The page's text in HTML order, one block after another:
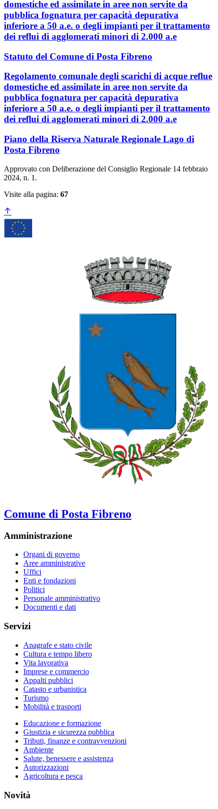
domestiche ed assimilate in aree non servite da
pubblica fognatura per capacità depurativa
inferiore a 50 a.e. o degli impianti per il trattamento
dei reflui di agglomerati minori di 2.000 a.e
Statuto del Comune di Posta Fibreno
Regolamento comunale degli scarichi di acque reflue
domestiche ed assimilate in aree non servite da
pubblica fognatura per capacità depurativa
inferiore a 50 a.e. o degli impianti per il trattamento
dei reflui di agglomerati minori di 2.000 a.e
Piano della Riserva Naturale Regionale Lago di
Posta Fibreno
Approvato con Deliberazione del Consiglio Regionale 14 febbraio
2024, n. 1.
Visite alla pagina: 67
Comune di Posta Fibreno
Amministrazione
Organi di governo
Aree amministrative
Uffici
Enti e fondazioni
Politici
Personale amministrativo
Documenti e dati
Servizi
Anagrafe e stato civile
Cultura e tempo libero
Vita lavorativa
Imprese e commercio
Appalti pubblici
Catasto e urbanistica
Turismo
Mobilità e trasporti
Educazione e formazione
Giustizia e sicurezza pubblica
Tributi, finanze e contravvenzioni
Ambiente
Salute, benessere e assistenza
Autorizzazioni
Agricoltura e pesca
Novità